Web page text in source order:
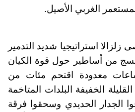
الغربي الأصيل.
استراتيجيا شديد التدمير
من أساطير حول قوة الكيان
معدودة اقتحم مئات من
الخفيفة البلدات المتاخمة
الجدار الحديدي وسحقوا فرقة